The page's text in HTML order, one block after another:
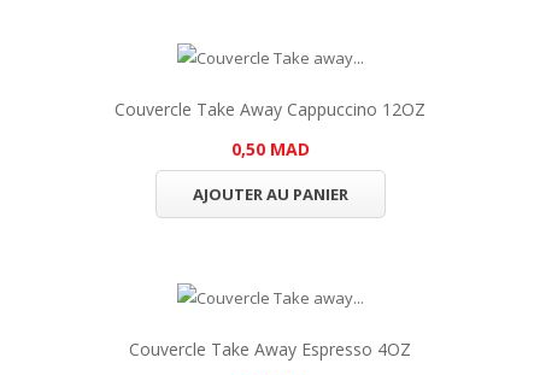
Couvercle Take Away Cappuccino 12OZ
0,50 MAD
AJOUTER AU PANIER
Couvercle Take Away Espresso 4OZ